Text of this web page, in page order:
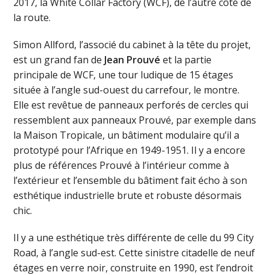
la route.
Simon Allford, l’associé du cabinet à la tête du projet,
est un grand fan de Jean Prouvé et la partie
principale de WCF, une tour ludique de 15 étages
située à l’angle sud-ouest du carrefour, le montre.
Elle est revêtue de panneaux perforés de cercles qui
ressemblent aux panneaux Prouvé, par exemple dans
la Maison Tropicale, un bâtiment modulaire qu’il a
prototypé pour l’Afrique en 1949-1951. Il y a encore
plus de références Prouvé à l’intérieur comme à
l’extérieur et l’ensemble du bâtiment fait écho à son
esthétique industrielle brute et robuste désormais
chic.
Il y a une esthétique très différente de celle du 99 City
Road, à l’angle sud-est. Cette sinistre citadelle de neuf
étages en verre noir, construite en 1990, est l’endroit